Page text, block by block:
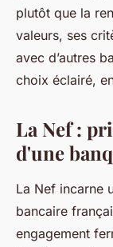
plutôt que la
valeurs, ses
avec d’autres
choix éclairé,
La Nef :
d'une
La Nef incarne
bancaire
engagement